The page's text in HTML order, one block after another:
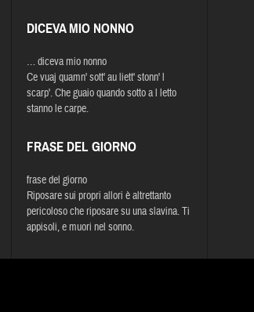
DICEVA MIO NONNO
… diceva mio nonno
Ce vuaj quamn' sott' au liett' stonn' l
scarp'. Che guaio quando sotto a l letto
stanno le carpe.
FRASE DEL GIORNO
frase del giorno
Riposare sui propri allori è altrettanto
pericoloso che riposare su una slavina. Ti
appisoli, e muori nel sonno.